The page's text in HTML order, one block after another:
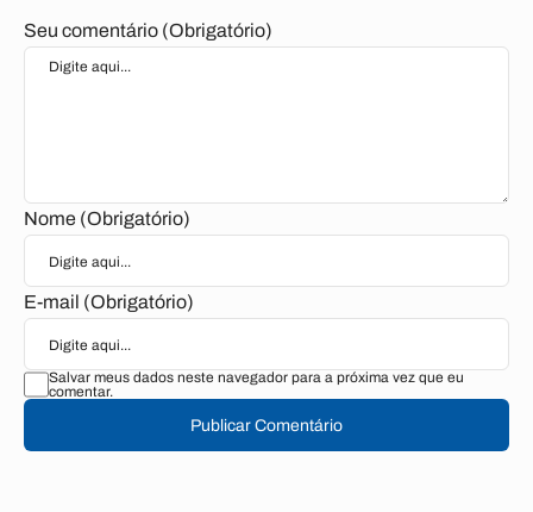
Seu comentário (Obrigatório)
Nome (Obrigatório)
E-mail (Obrigatório)
Salvar meus dados neste navegador para a próxima vez que eu
comentar.
Publicar Comentário